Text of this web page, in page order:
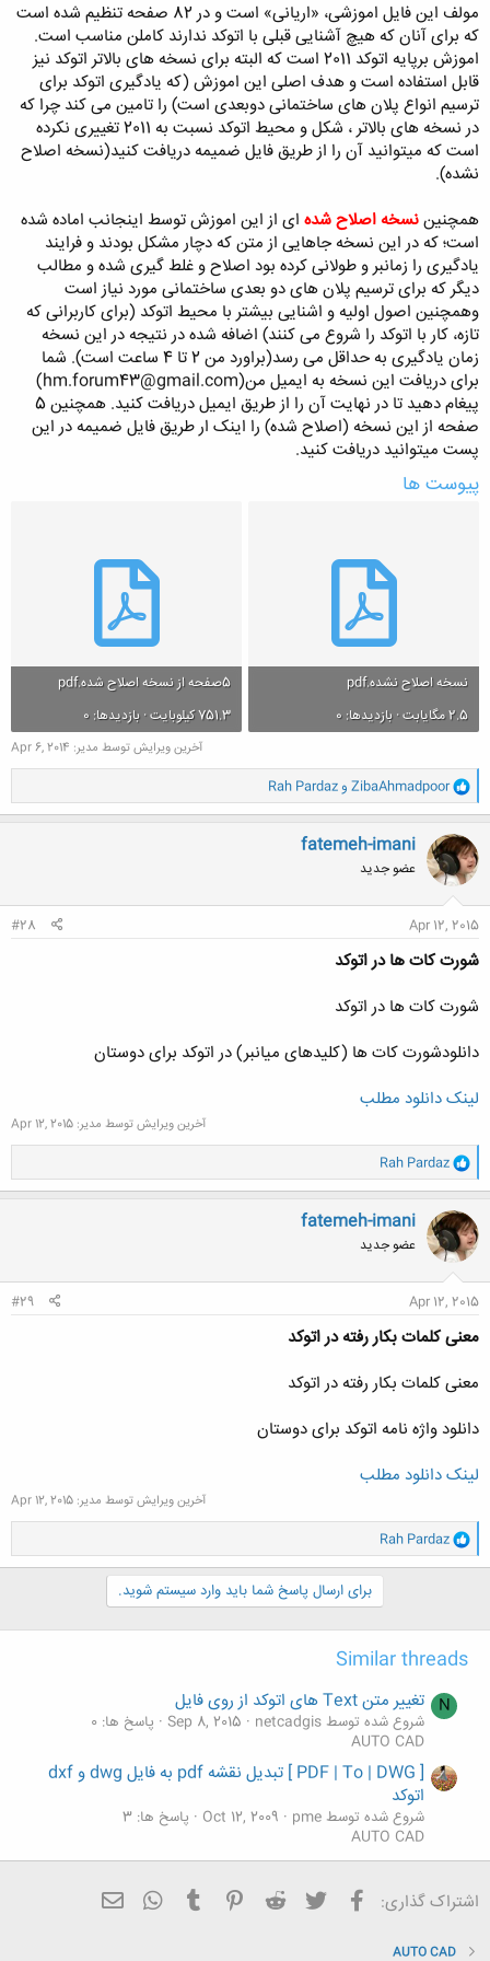
مولف این فایل اموزشی، «اریانی» است و در 82 صفحه تنظیم شده است
که برای آنان که هیچ آشنایی قبلی با اتوکد ندارند کاملن مناسب است.
اموزش برپایه اتوکد 2011 است که البته برای نسخه های بالاتر اتوکد نیز
قابل استفاده است و هدف اصلی این اموزش (که یادگیری اتوکد برای
ترسیم انواع پلان های ساختمانی دوبعدی است) را تامین می کند چرا که
در نسخه های بالاتر ، شکل و محیط اتوکد نسبت به 2011 تغییری نکرده
است که میتوانید آن را از طریق فایل ضمیمه دریافت کنید(نسخه اصلاح
نشده).
همچنیننسخه اصلاح شده ای از این اموزش توسط اینجانب اماده شده
است؛ که در این نسخه جاهایی از متن که دچار مشکل بودند و فرایند
یادگیری را زمانبر و طولانی کرده بود اصلاح و غلط گیری شده و مطالب
دیگر که برای ترسیم پلان های دو بعدی ساختمانی مورد نیاز است
وهمچنین اصول اولیه و اشنایی بیشتر با محیط اتوکد (برای کاربرانی که
تازه، کار با اتوکد را شروع می کنند) اضافه شده در نتیجه در این نسخه
زمان یادگیری به حداقل می رسد(براورد من 2 تا 4 ساعت است). شما
برای دریافت این نسخه به ایمیل من(hm.forum43@gmail.com)
پیغام دهید تا در نهایت آن را از طریق ایمیل دریافت کنید. همچنین 5
صفحه از این نسخه (اصلاح شده) را اینک ار طریق فایل ضمیمه در این
پست میتوانید دریافت کنید.
پیوست ها
نسخه اصلاح نشده.pdf
2.5 مگایابت · بازدیدها: 0
5صفحه از نسخه اصلاح شده.pdf
751.3 کیلوبایت · بازدیدها: 0
آخرین ویرایش توسط مدیر: Apr 6, 2014
و
ا
ک
ن
ش
ه
ZibaAhmadpoor و Rah Pardaz
fatemeh-imani
عضو جدید
Apr 12, 2015
#28
شورت کات ها در اتوکد
شورت کات ها در اتوکد
دانلودشورت کات ها (کلیدهای میانبر) در اتوکد برای دوستان
لینک دانلود مطلب
آخرین ویرایش توسط مدیر: Apr 12, 2015
و
ا
ک
ن
ش
ه
Rah Pardaz
fatemeh-imani
عضو جدید
Apr 12, 2015
#29
معنی کلمات بکار رفته در اتوکد
معنی کلمات بکار رفته در اتوکد
دانلود واژه نامه اتوکد برای دوستان
لینک دانلود مطلب
آخرین ویرایش توسط مدیر: Apr 12, 2015
و
ا
ک
:
Rah Pardaz
برای ارسال پاسخ شما باید وارد سیستم شوید.
Similar threads
N تغییر متن Text های اتوکد از روی فایل
شروع شده توسط netcadgis Sep 8, 2015 پاسخ ها: 0
AUTO CAD
[ PDF | To | DWG ] تبدیل نقشه pdf به فایل dwg و dxf
اتوکد
شروع شده توسط pme Oct 12, 2009
پاسخ ها: 3
AUTO CAD
اشتراک گذاری: فیسبوک تویتر Reddit
Pinterest
Tumblr
WhatsApp
AUTO CAD